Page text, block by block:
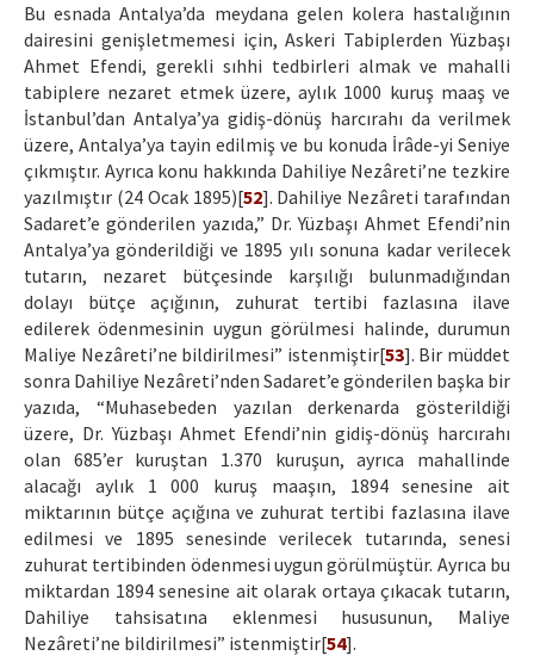
Bu esnada Antalya’da meydana gelen kolera hastalığının
dairesini genişletmemesi için, Askeri Tabiplerden Yüzbaşı
Ahmet Efendi, gerekli sıhhi tedbirleri almak ve mahalli
tabiplere nezaret etmek üzere, aylık 1000 kuruş maaş ve
İstanbul’dan Antalya’ya gidiş-dönüş harcırahı da verilmek
üzere, Antalya’ya tayin edilmiş ve bu konuda İrâde-yi Seniye
çıkmıştır. Ayrıca konu hakkında Dahiliye Nezâreti’ne tezkire
yazılmıştır (24 Ocak 1895)[52]. Dahiliye Nezâreti tarafından
Sadaret’e gönderilen yazıda,” Dr. Yüzbaşı Ahmet Efendi’nin
Antalya’ya gönderildiği ve 1895 yılı sonuna kadar verilecek
tutarın, nezaret bütçesinde karşılığı bulunmadığından
dolayı bütçe açığının, zuhurat tertibi fazlasına ilave
edilerek ödenmesinin uygun görülmesi halinde, durumun
Maliye Nezâreti’ne bildirilmesi” istenmiştir[53]. Bir müddet
sonra Dahiliye Nezâreti’nden Sadaret’e gönderilen başka bir
yazıda, “Muhasebeden yazılan derkenarda gösterildiği
üzere, Dr. Yüzbaşı Ahmet Efendi’nin gidiş-dönüş harcırahı
olan 685’er kuruştan 1.370 kuruşun, ayrıca mahallinde
alacağı aylık 1 000 kuruş maaşın, 1894 senesine ait
miktarının bütçe açığına ve zuhurat tertibi fazlasına ilave
edilmesi ve 1895 senesinde verilecek tutarında, senesi
zuhurat tertibinden ödenmesi uygun görülmüştür. Ayrıca bu
miktardan 1894 senesine ait olarak ortaya çıkacak tutarın,
Dahiliye tahsisatına eklenmesi hususunun, Maliye
Nezâreti’ne bildirilmesi” istenmiştir[54].